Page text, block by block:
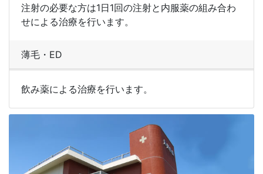
注射の必要な方は1日1回の注射と内服薬の組み合わ
せによる治療を行います。
薄毛・ED
飲み薬による治療を行います。